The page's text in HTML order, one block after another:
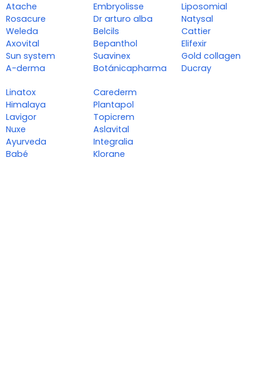
Atache
Rosacure
Weleda
Axovital
Sun system
A-derma
Embryolisse
Dr arturo alba
Belcils
Bepanthol
Suavinex
Botánicapharma
Liposomial
Natysal
Cattier
Elifexir
Gold collagen
Ducray
Linatox
Himalaya
Lavigor
Nuxe
Ayurveda
Babé
Carederm
Plantapol
Topicrem
Aslavital
Integralia
Klorane